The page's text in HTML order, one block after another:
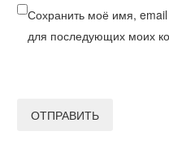
Сохранить моё имя,
для последующих моих
ОТПРАВИТЬ